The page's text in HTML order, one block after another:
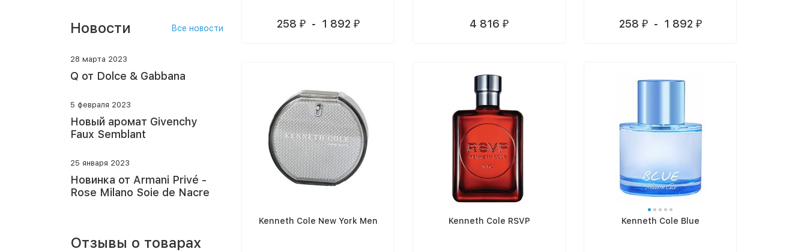
258 ₽ - 1 892 ₽ 4 816 ₽ 258 ₽ - 1 892 ₽
Kenneth Cole New York Men Kenneth Cole RSVP Kenneth Cole Blue
Новости Все новости
28 марта 2023
Q от Dolce & Gabbana
5 февраля 2023
Новый аромат Givenchy
Faux Semblant
25 января 2023
Новинка от Armani Privé -
Rose Milano Soie de Nacre
Отзывы о товарах